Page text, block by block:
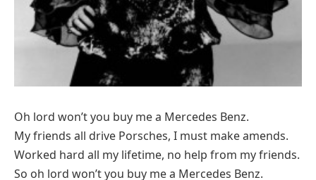
Oh lord won’t you buy me a Mercedes Benz.
My friends all drive Porsches, I must make amends.
Worked hard all my lifetime, no help from my friends.
So oh lord won’t you buy me a Mercedes Benz.